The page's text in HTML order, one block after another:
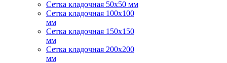
Сетка кладочная 50x50 мм
Сетка кладочная 100x100
мм
Сетка кладочная 150x150
мм
Сетка кладочная 200x200
мм